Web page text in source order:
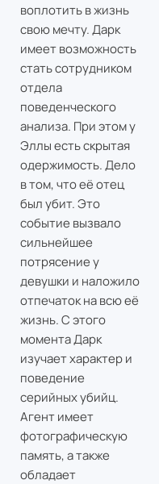
воплотить в жизнь
свою мечту. Дарк
имеет возможность
стать сотрудником
отдела
поведенческого
анализа. При этом у
Эллы есть скрытая
одержимость. Дело
в том, что её отец
был убит. Это
событие вызвало
сильнейшее
потрясение у
девушки и наложило
отпечаток на всю её
жизнь. С этого
момента Дарк
изучает характер и
поведение
серийных убийц.
Агент имеет
фотографическую
память, а также
обладает